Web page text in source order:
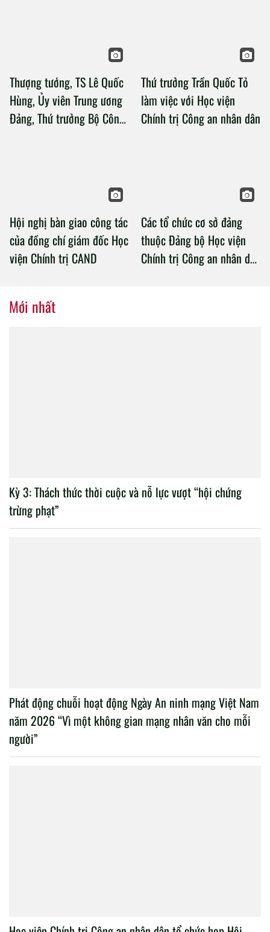
Thượng tướng, TS Lê Quốc
Hùng, Ủy viên Trung ương
Đảng, Thứ trưởng Bộ Công
Thứ trưởng Trần Quốc Tỏ
làm việc với Học viện
Chính trị Công an nhân dân
Hội nghị bàn giao công tác
của đồng chí giám đốc Học
viện Chính trị CAND
Các tổ chức cơ sở đảng
thuộc Đảng bộ Học viện
Chính trị Công an nhân dân
Mới nhất
Kỳ 3: Thách thức thời cuộc và nỗ lực vượt “hội chứng
trừng phạt”
Phát động chuỗi hoạt động Ngày An ninh mạng Việt Nam
năm 2026 “Vì một không gian mạng nhân văn cho mỗi
người”